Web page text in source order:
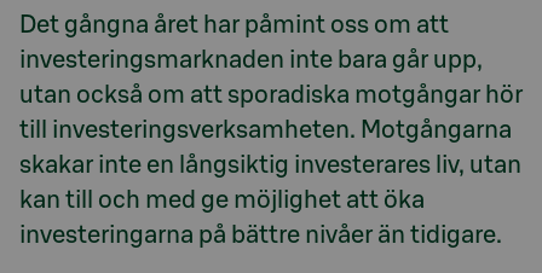
Det gångna året har påmint oss om att
investeringsmarknaden inte bara går upp,
utan också om att sporadiska motgångar hör
till investeringsverksamheten. Motgångarna
skakar inte en långsiktig investerares liv, utan
kan till och med ge möjlighet att öka
investeringarna på bättre nivåer än tidigare.